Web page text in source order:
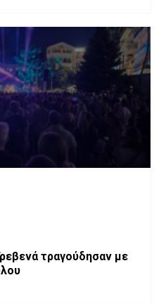
τραγούδησαν με